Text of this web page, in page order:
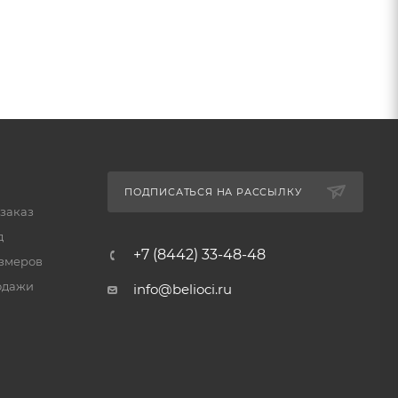
ПОДПИСАТЬСЯ НА РАССЫЛКУ
+7 (8442) 33-48-48
info@belioci.ru